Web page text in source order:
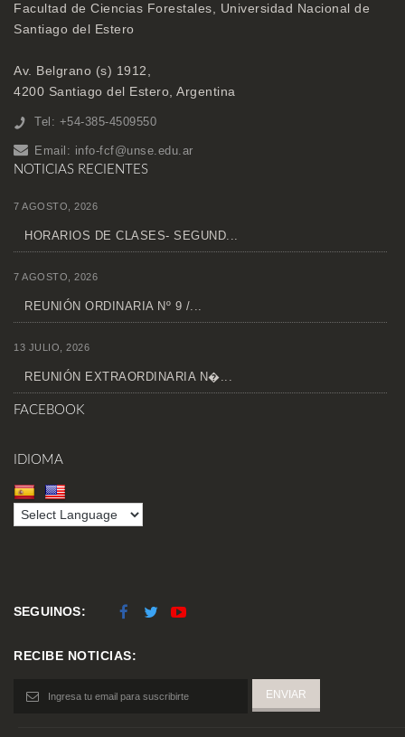
Facultad de Ciencias Forestales, Universidad Nacional de
Santiago del Estero
Av. Belgrano (s) 1912,
4200 Santiago del Estero, Argentina
Tel: +54-385-4509550
Email: info-fcf@unse.edu.ar
NOTICIAS RECIENTES
7 AGOSTO, 2026
HORARIOS DE CLASES- SEGUND...
7 AGOSTO, 2026
REUNIÓN ORDINARIA Nº 9 /...
13 JULIO, 2026
REUNIÓN EXTRAORDINARIA N�...
FACEBOOK
IDIOMA
SEGUINOS:
RECIBE NOTICIAS: